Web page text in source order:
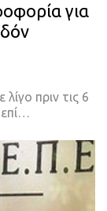
για
πριν τις 6